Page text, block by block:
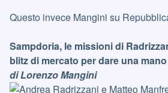
Questo invece Mangini su
Sampdoria, le missioni di
blitz di mercato per dare una
di Lorenzo Mangini